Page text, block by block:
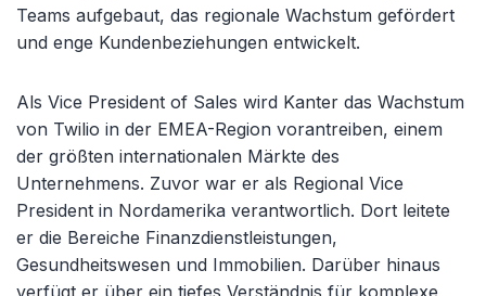
Teams aufgebaut, das regionale Wachstum gefördert
und enge Kundenbeziehungen entwickelt.
Als Vice President of Sales wird Kanter das Wachstum
von Twilio in der EMEA-Region vorantreiben, einem
der größten internationalen Märkte des
Unternehmens. Zuvor war er als Regional Vice
President in Nordamerika verantwortlich. Dort leitete
er die Bereiche Finanzdienstleistungen,
Gesundheitswesen und Immobilien. Darüber hinaus
verfügt er über ein tiefes Verständnis für komplexe